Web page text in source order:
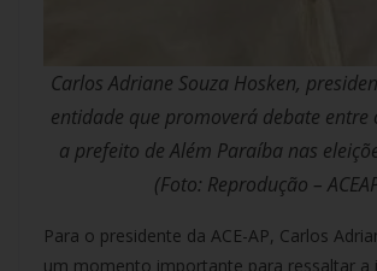
Carlos Adriane Souza Hosken,
entidade que promoverá debate entre
a prefeito de Além Paraíba nas
(Foto: Reprodução –
Para o presidente da ACE-AP, Carlos
um momento importante para ressaltar a